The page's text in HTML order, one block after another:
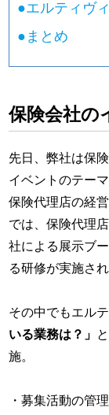
●エルティヴ
● まとめ
保険会社の
先日、弊社は保
イベントのテー
保険代理店の経
では、保険代理
社による展示ブ
る研修が実施さ
その中でもエル
いる業務は？」
施。
・募集活動の管